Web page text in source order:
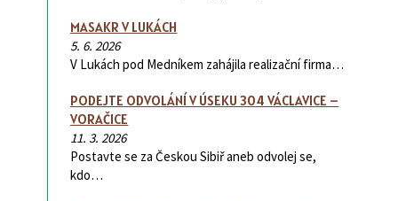
MASAKR V LUKÁCH
5. 6. 2026
V Lukách pod Medníkem zahájila realizační firma…
PODEJTE ODVOLÁNÍ V ÚSEKU 304 VÁCLAVICE –
VORAČICE
11. 3. 2026
Postavte se za Českou Sibiř aneb odvolej se,
kdo…